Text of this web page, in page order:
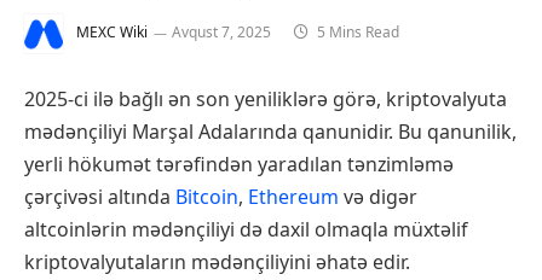
MEXC Wiki Avqust 7, 2025 5 Mins Read
2025-ci ilə bağlı ən son yeniliklərə görə, kriptovalyuta
mədənçiliyi Marşal Adalarında qanunidir. Bu qanunilik,
yerli hökumət tərəfindən yaradılan tənzimləmə
çərçivəsi altında Bitcoin, Ethereum və digər
altcoinlərin mədənçiliyi də daxil olmaqla müxtəlif
kriptovalyutaların mədənçiliyini əhatə edir.